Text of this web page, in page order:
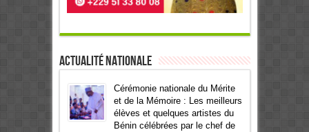
Actualité Nationale
Cérémonie nationale du Mérite
et de la Mémoire : Les meilleurs
élèves et quelques artistes du
Bénin célébrées par le chef de